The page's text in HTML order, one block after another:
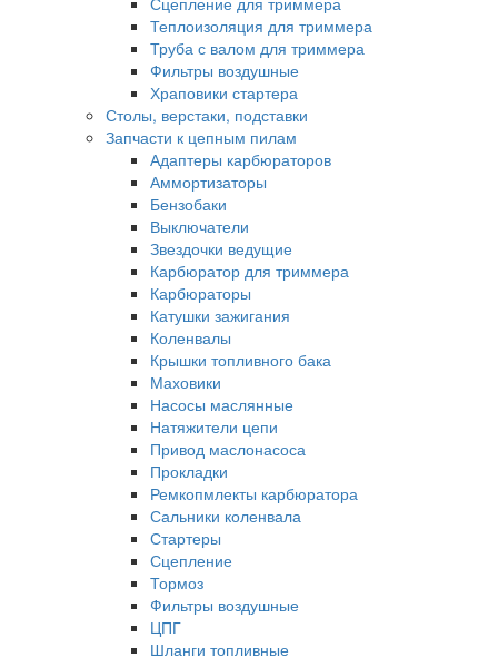
Теплоизоляция для триммера
Труба с валом для триммера
Фильтры воздушные
Храповики стартера
Столы, верстаки, подставки
Запчасти к цепным пилам
Адаптеры карбюраторов
Аммортизаторы
Бензобаки
Выключатели
Звездочки ведущие
Карбюратор для триммера
Карбюраторы
Катушки зажигания
Коленвалы
Крышки топливного бака
Маховики
Насосы маслянные
Натяжители цепи
Привод маслонасоса
Прокладки
Ремкопмлекты карбюратора
Сальники коленвала
Стартеры
Сцепление
Тормоз
Фильтры воздушные
ЦПГ
Шланги топливные